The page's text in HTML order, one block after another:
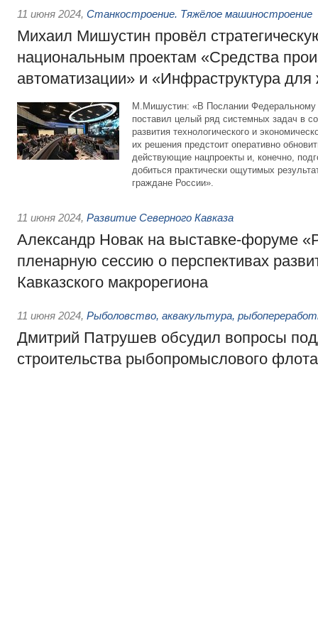
11 июня 2024, Станкостроение. Тяжёлое машиностроение
Михаил Мишустин провёл
национальным проектам «Средства
автоматизации» и «Инфраструктура для
М.Мишустин: «В Послании Федеральному
поставил целый ряд системных задач в
развития технологического и
их решения предстоит оперативно
действующие нацпроекты и, конечно,
добиться практически ощутимых
граждане России».
11 июня 2024, Развитие Северного Кавказа
Александр Новак на выставке-форуме
пленарную сессию о перспективах
Кавказского макрорегиона
11 июня 2024, Рыболовство, аквакультура,
Дмитрий Патрушев обсудил вопросы
строительства рыбопромыслового флота